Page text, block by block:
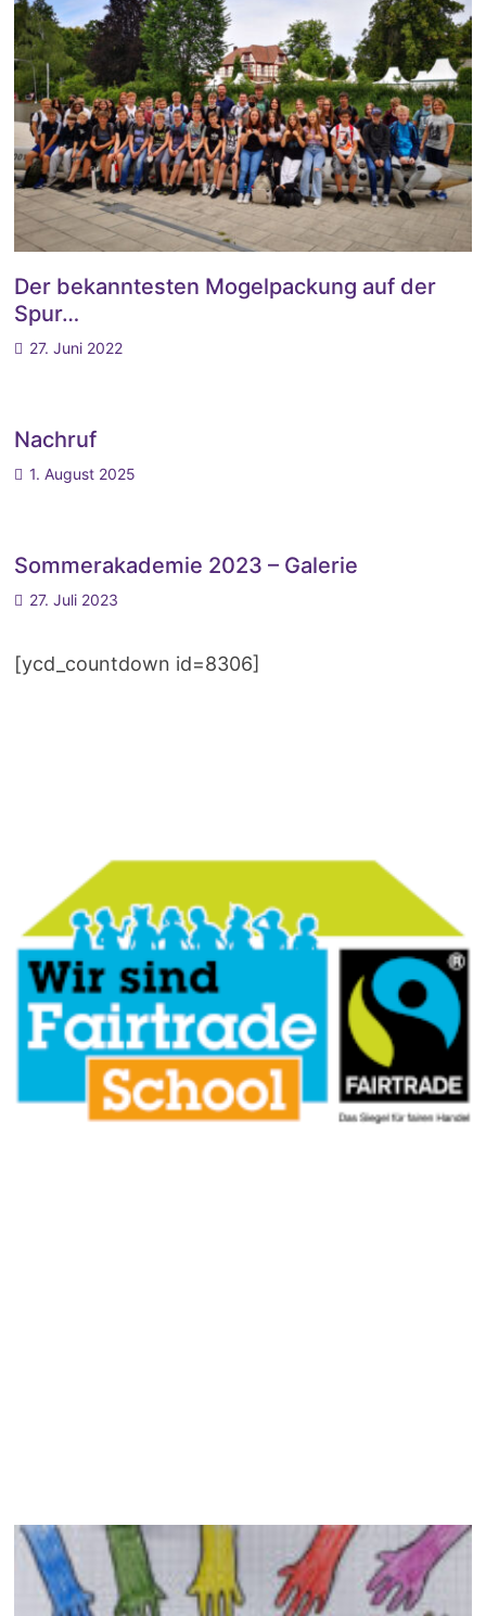
Der bekanntesten Mogelpackung auf der
Spur…
27. Juni 2022
Nachruf
1. August 2025
Sommerakademie 2023 – Galerie
27. Juli 2023
[ycd_countdown id=8306]